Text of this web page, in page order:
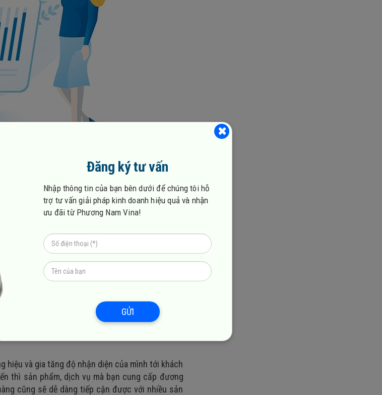
doanh nghiệp những lợi ích tuyệt vời mà các
công chính là doanh nghiệp cần phải có một
cho đăng tải những nội dung về sản phẩm, dịch
hội, quảng cáo, kênh quảng cáo, email,... thì
dung, thông điệp mà bạn truyền tải đến khách
cao, cũng như tin tưởng về sản phẩm, dịch vụ
hiệu và gia tăng độ nhận diện của mình tới khách
thì sản phẩm, dịch vụ mà bạn cung cấp đương
cũng sẽ dễ dàng tiếp cận được với nhiều sản
Đăng ký tư vấn
Nhập thông tin của bạn bên dưới để chúng tôi hỗ
trợ tư vấn giải pháp kinh doanh hiệu quả và nhận
ưu đãi từ Phương Nam Vina!
GỬI